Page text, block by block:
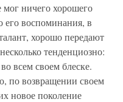
мог ничего хорошего
его воспоминания, в
хорошо передают
тенденциозно:
всем своем блеске.
по возвращении своем
новое поколение